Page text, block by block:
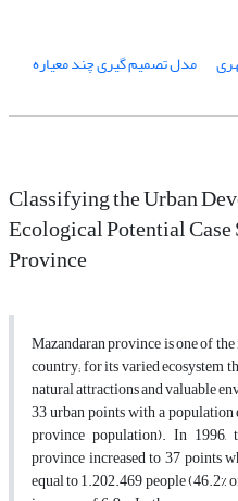
مدل تصمیم گیری چند معیاره
Classifying the Urban
Ecological Potential
Province
Mazandaran province is one of
country; for its varied ecosystem
natural attractions and valuable
33 urban points with a
province population). In
province increased to 37 points
equal to 1.202.469 people